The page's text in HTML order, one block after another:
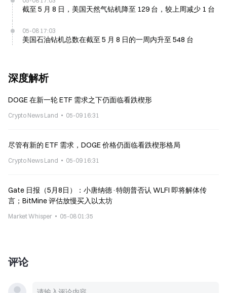
截至 5 月 8 日，美国天然气钻机降至 129 台，较上周减少 1 台
05-08 17:03
美国石油钻机总数在截至 5 月 8 日的一周内升至 548 台
深度解析
DOGE 在新一轮 ETF 需求之下仍面临看跌楔形
Crypto News Land 05-09 16:31
尽管有新的 ETF 需求，DOGE 价格仍面临看跌楔形格局
Crypto News Land 05-09 16:31
Gate 日报（5月8日）：小唐纳德·特朗普否认 WLFI 即将解体传
言；BitMine 评估放慢买入以太坊
Market Whisper 05-08 01:35
评论